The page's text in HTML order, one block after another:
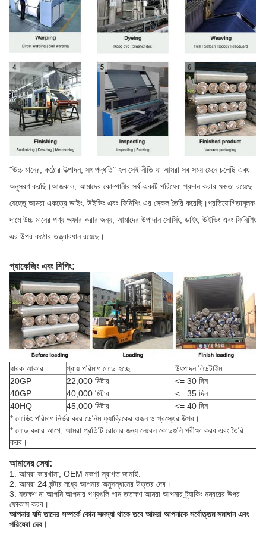
"উচ্চ মানের, কঠোর উত্পাদন, সৎ পদ্ধতি" হল সেই নীতি যা আমরা সব সময় মেনে চলেছি এবং
অনুসরণ করছি।আজকাল, আমাদের কোম্পানীর সর্ব-একটি পরিষেবা প্রদান করার ক্ষমতা রয়েছে
যেহেতু আমরা একত্রে ডাইং, উইভিং এবং ফিনিশিং এর স্কেল তৈরি করেছি।প্রতিযোগিতামূলক
দামে উচ্চ মানের পণ্য অফার করার জন্য, আমাদের উপাদান সোর্সিং, ডাইং, উইভিং এবং ফিনিশিং
এর উপর কঠোর তত্ত্বাবধান রয়েছে।
প্যাকেজিং এবং শিপিং:
ধারক আকার প্রায়.পরিমাণ লোড হচ্ছে
উৎপাদন লিডটাইম
20GP
22,000 মিটার
<= 30 দিন
40GP
40,000 মিটার
<= 35 দিন
40HQ
45,000 মিটার
<= 40 দিন
* লোডিং পরিমাণ নির্ভর করে ডেনিম ফ্যাব্রিকের ওজন ও প্রস্থের উপর।
* লোড করার আগে, আমরা প্রতিটি রোলের জন্য লেবেল কোডগুলি পরীক্ষা করব এবং তৈরি
করব।
আমাদের সেবা:
1. আমরা কারখানা, OEM নকশা স্বাগত জানাই.
2. আমরা 24 ঘন্টার মধ্যে আপনার অনুসন্ধানের উত্তর দেব।
3. যতক্ষণ না আপনি আপনার পণ্যগুলি পান ততক্ষণ আমরা আপনার ট্র্যাকিং নম্বরের উপর
ফোকাস করব।
আপনার যদি তাদের সম্পর্কে কোন সমস্যা থাকে তবে আমরা আপনাকে সর্বোত্তম সমাধান এবং
পরিষেবা দেব।